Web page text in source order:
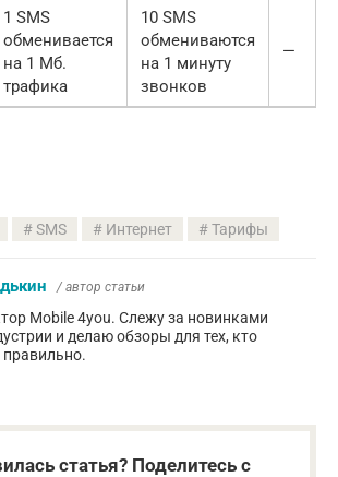
1 SMS
обменивается
на 1 Мб.
трафика
10 SMS
обмениваются
на 1 минуту
звонков
—
SMS Интернет Тарифы
/ автор статьи
Mobile 4you. Слежу за новинками
и делаю обзоры для тех, кто
статья? Поделитесь с